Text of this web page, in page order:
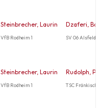
Steinbrecher, Laurin
VfB Rodheim 1
Dzaferi,
SV 06 Alsfeld 1
Steinbrecher, Laurin
VfB Rodheim 1
Rudolph,
TSC Fränkisch-